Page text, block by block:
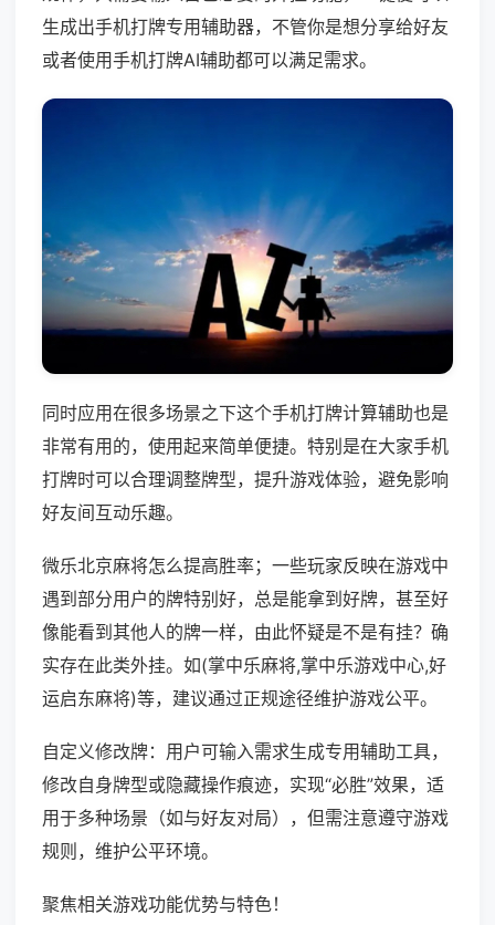
生成出手机打牌专用辅助器，不管你是想分享给好友
或者使用手机打牌AI辅助都可以满足需求。
同时应用在很多场景之下这个手机打牌计算辅助也是
非常有用的，使用起来简单便捷。特别是在大家手机
打牌时可以合理调整牌型，提升游戏体验，避免影响
好友间互动乐趣。
微乐北京麻将怎么提高胜率；一些玩家反映在游戏中
遇到部分用户的牌特别好，总是能拿到好牌，甚至好
像能看到其他人的牌一样，由此怀疑是不是有挂？确
实存在此类外挂。如(掌中乐麻将,掌中乐游戏中心,好
运启东麻将)等，建议通过正规途径维护游戏公平。
自定义修改牌：用户可输入需求生成专用辅助工具，
修改自身牌型或隐藏操作痕迹，实现“必胜”效果，适
用于多种场景（如与好友对局），但需注意遵守游戏
规则，维护公平环境。
聚焦相关游戏功能优势与特色！